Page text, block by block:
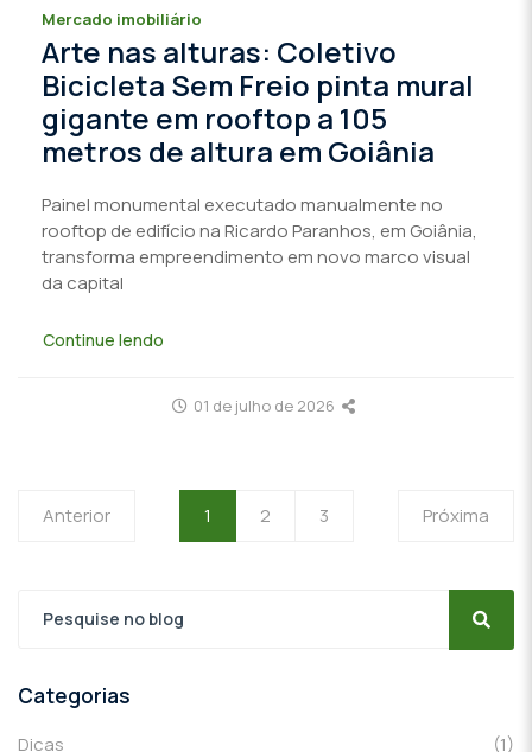
Mercado imobiliário
Arte nas alturas: Coletivo
Bicicleta Sem Freio pinta mural
gigante em rooftop a 105
metros de altura em Goiânia
Painel monumental executado manualmente no
rooftop de edifício na Ricardo Paranhos, em Goiânia,
transforma empreendimento em novo marco visual
da capital
Continue lendo
01 de julho de 2026
Anterior 1 2 3 Próxima
Categorias
Dicas
(1)